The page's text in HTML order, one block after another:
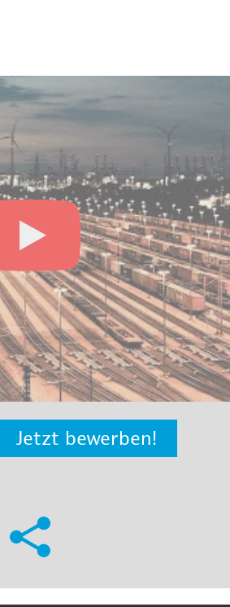
Jetzt bewerben!